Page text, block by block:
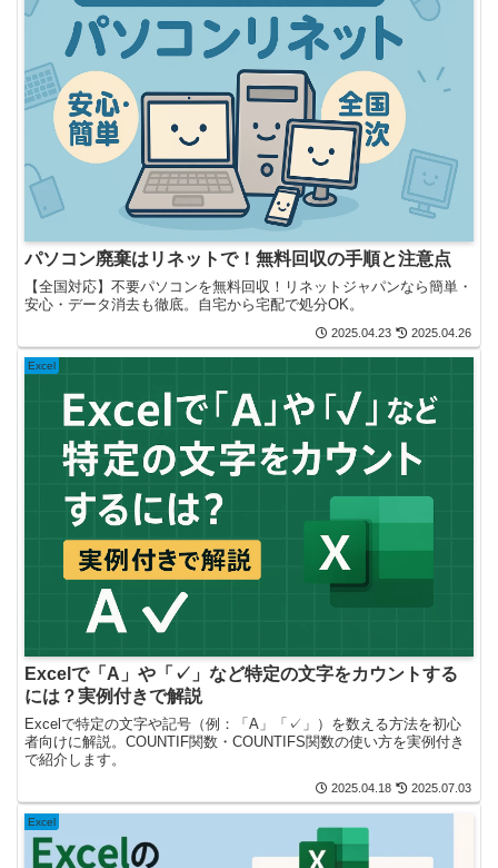
パソコン廃棄はリネットで！無料回収の手順と注意点
【全国対応】不要パソコンを無料回収！リネットジャパンなら簡単・
安心・データ消去も徹底。自宅から宅配で処分OK。
2025.04.23 2025.04.26
Excel
Excelで「A」や「✓」など特定の文字をカウントする
には？実例付きで解説
Excelで特定の文字や記号（例：「A」「✓」）を数える方法を初心
者向けに解説。COUNTIF関数・COUNTIFS関数の使い方を実例付き
で紹介します。
2025.04.18 2025.07.03
Excel